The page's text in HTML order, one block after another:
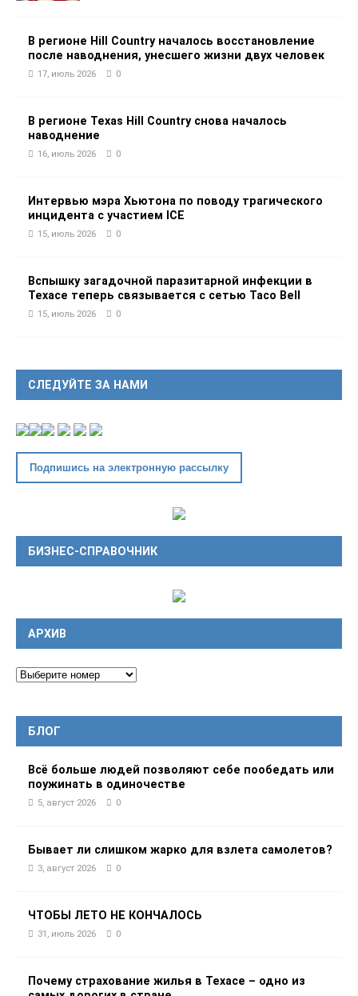
В регионе Hill Country началось восстановление
после наводнения, унесшего жизни двух человек
17, июль 2026 0
В регионе Texas Hill Country снова началось
наводнение
16, июль 2026 0
Интервью мэра Хьютона по поводу трагического
инцидента с участием ICE
15, июль 2026 0
Вспышку загадочной паразитарной инфекции в
Техасе теперь связывается с сетью Taco Bell
15, июль 2026 0
СЛЕДУЙТЕ ЗА НАМИ
Подпишись на электронную рассылку
БИЗНЕС-СПРАВОЧНИК
АРХИВ
БЛОГ
Всё больше людей позволяют себе пообедать или
поужинать в одиночестве
5, август 2026 0
Бывает ли слишком жарко для взлета самолетов?
3, август 2026 0
ЧТОБЫ ЛЕТО НЕ КОНЧАЛОСЬ
31, июль 2026 0
Почему страхование жилья в Техасе – одно из